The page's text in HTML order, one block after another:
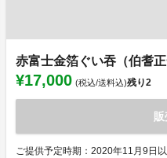
赤富士金箔ぐい吞（伯耆正
¥17,000 (税込/送料込)残り2
ご提供予定時期：2020年11月9日